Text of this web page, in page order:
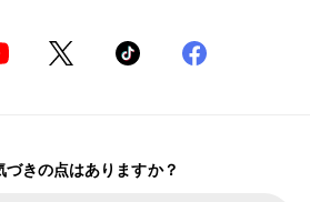
づきの点はありますか？